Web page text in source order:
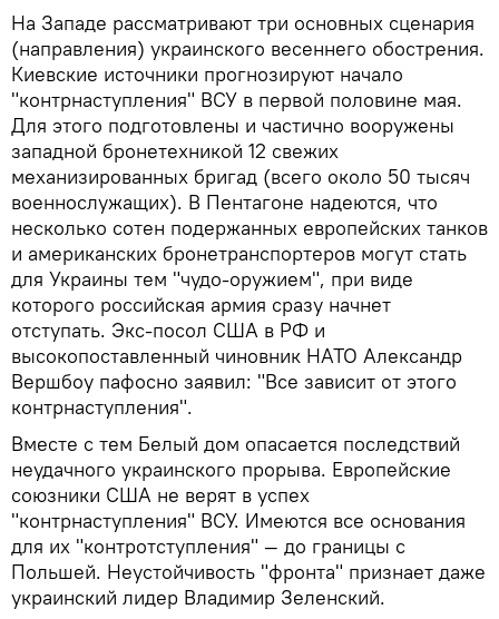
На Западе рассматривают три основных сценария
(направления) украинского весеннего обострения.
Киевские источники прогнозируют начало
"контрнаступления" ВСУ в первой половине мая.
Для этого подготовлены и частично вооружены
западной бронетехникой 12 свежих
механизированных бригад (всего около 50 тысяч
военнослужащих). В Пентагоне надеются, что
несколько сотен подержанных европейских танков
и американских бронетранспортеров могут стать
для Украины тем "чудо-оружием", при виде
которого российская армия сразу начнет
отступать. Экс-посол США в РФ и
высокопоставленный чиновник НАТО Александр
Вершбоу пафосно заявил: "Все зависит от этого
контрнаступления".
Вместе с тем Белый дом опасается последствий
неудачного украинского прорыва. Европейские
союзники США не верят в успех
"контрнаступления" ВСУ. Имеются все основания
для их "контротступления" — до границы с
Польшей. Неустойчивость "фронта" признает даже
украинский лидер Владимир Зеленский.